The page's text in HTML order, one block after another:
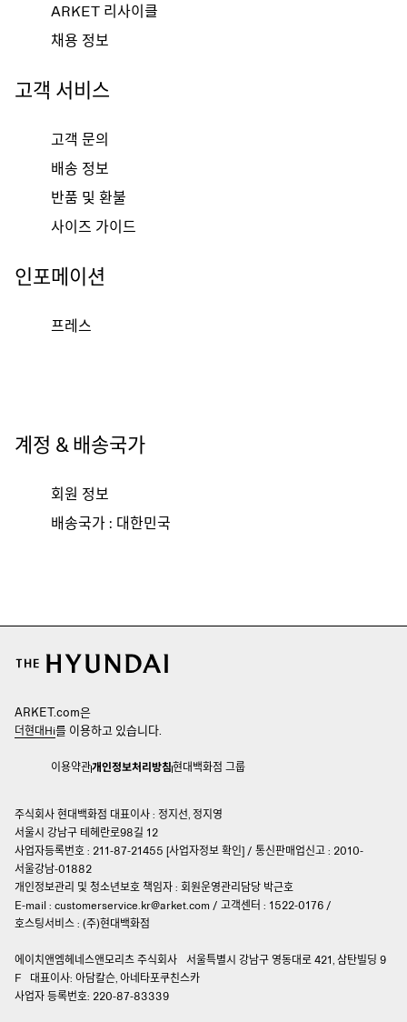
ARKET 리사이클
채용 정보
고객 서비스
고객 문의
배송 정보
반품 및 환불
사이즈 가이드
인포메이션
프레스
계정 & 배송국가
회원 정보
배송국가 : 대한민국
ARKET.com은
더현대Hi를 이용하고 있습니다.
이용약관개인정보처리방침현대백화점 그룹
주식회사 현대백화점 대표이사 : 정지선, 정지영
서울시 강남구 테헤란로98길 12
사업자등록번호 : 211-87-21455 [사업자정보 확인] / 통신판매업신고 : 2010-
서울강남-01882
개인정보관리 및 청소년보호 책임자 : 회원운영관리담당 박근호
E-mail : customerservice.kr@arket.com / 고객센터 : 1522-0176 /
호스팅서비스 : (주)현대백화점
에이치앤엠헤네스앤모리츠 주식회사
서울특별시 강남구 영동대로 421, 삼탄빌딩 9
F
대표이사: 아담칼슨, 아네타포쿠친스카
사업자 등록번호: 220-87-83339